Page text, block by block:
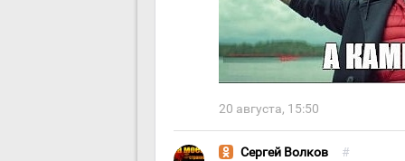
20 августа, 15:50
Сергей Волков #